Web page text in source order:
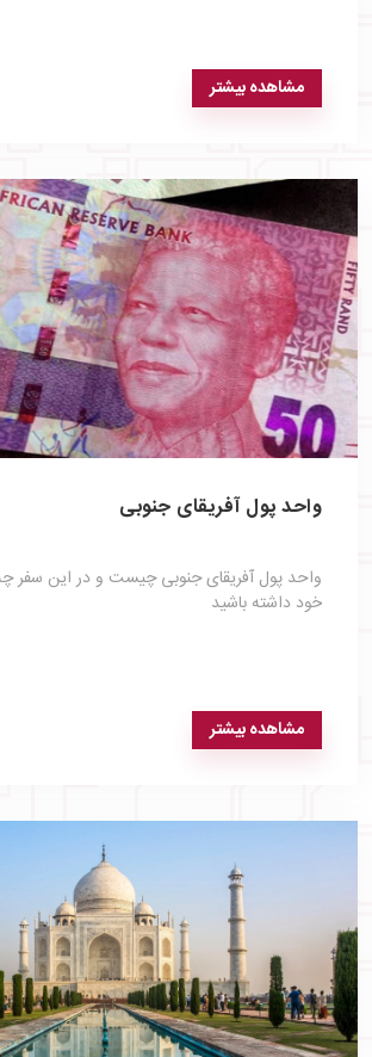
مشاهده بیشتر
واحد پول آفریقای جنوبی
واحد پول آفریقای جنوبی چیست و در این سفر
خود داشته باشید
مشاهده بیشتر